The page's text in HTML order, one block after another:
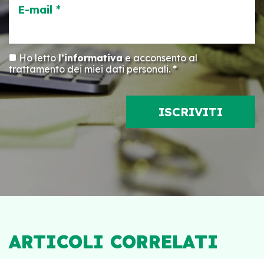
E-mail *
Ho lettol’informativae acconsento al
trattamento dei miei dati personali. *
ARTICOLI CORRELATI